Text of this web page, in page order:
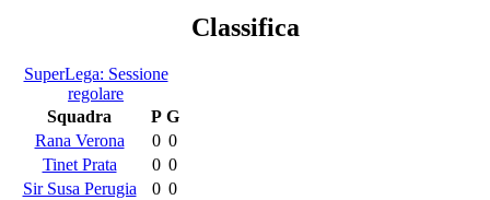
Classifica
SuperLega: Sessione
regolare
Squadra
P G
Rana Verona
0 0
Tinet Prata
0 0
Sir Susa Perugia
0 0